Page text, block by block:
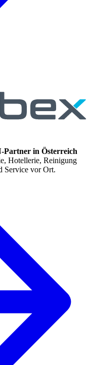
Partner in Österreich
Hotellerie, Reinigung
Service vor Ort.